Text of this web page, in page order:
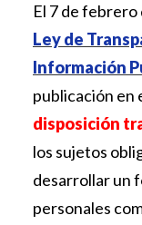
El 7 de
Ley de
Información
publicación en
disposición
los sujetos
desarrollar un
personales